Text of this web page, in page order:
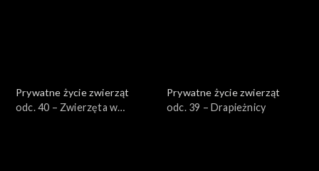
Prywatne życie zwierząt
odc. 40 – Zwierzęta w
Prywatne życie zwierząt
odc. 39 – Drapieżnicy